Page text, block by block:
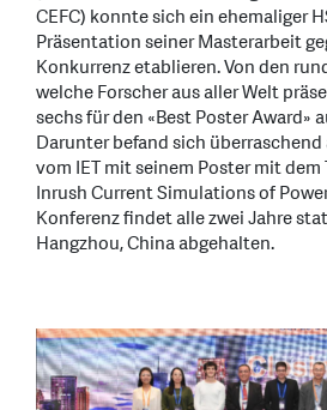
CEFC) konnte sich ein ehemaliger
Präsentation seiner Masterarbeit
Konkurrenz etablieren. Von den
welche Forscher aus aller Welt
sechs für den «Best Poster Award»
Darunter befand sich überraschend
vom IET mit seinem Poster mit dem
Inrush Current Simulations of
Konferenz findet alle zwei Jahre
Hangzhou, China abgehalten.